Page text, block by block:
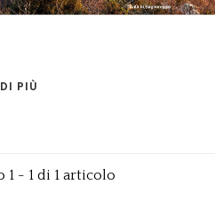
PIÙ
1 - 1 di 1 articolo